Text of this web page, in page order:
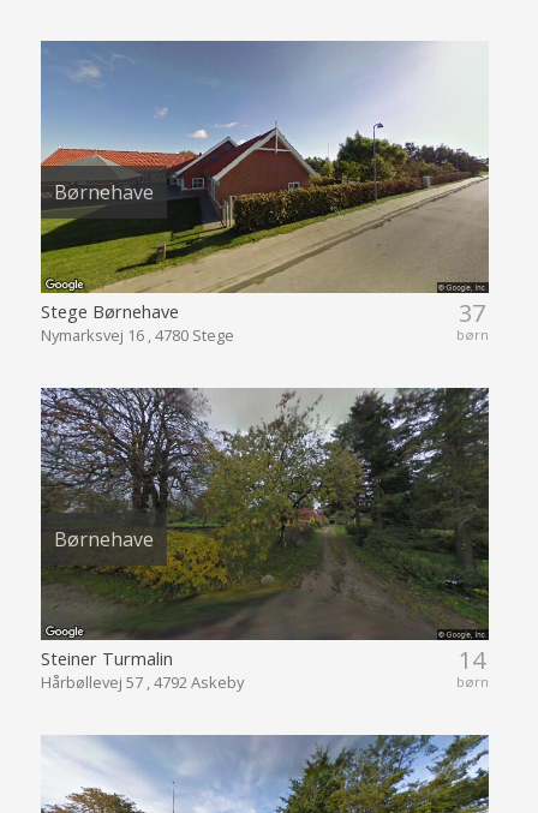
Børnehave
37
børn
Stege Børnehave
Nymarksvej 16 , 4780 Stege
Børnehave
14
børn
Steiner Turmalin
Hårbøllevej 57 , 4792 Askeby